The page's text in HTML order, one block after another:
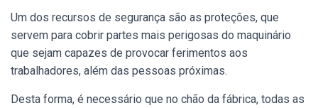
Um dos recursos de segurança são as proteções, que
servem para cobrir partes mais perigosas do maquinário
que sejam capazes de provocar ferimentos aos
trabalhadores, além das pessoas próximas.
Desta forma, é necessário que no chão da fábrica, todas as